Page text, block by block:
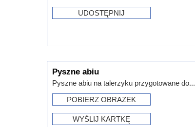
UDOSTĘPNIJ
Pyszne abiu
Pyszne abiu na talerzyku przygotowane do...
POBIERZ OBRAZEK
WYŚLIJ KARTKĘ